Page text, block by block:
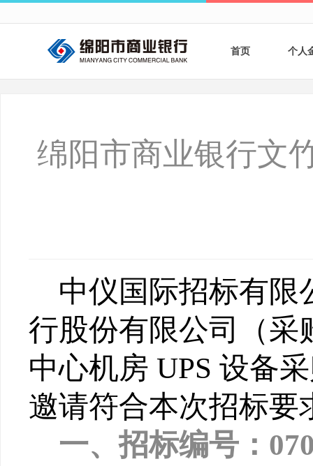
首页 个人
银
绵阳市商业银行文
中仪国际招标有限
行股份有限公司
（
中心机房 UPS 设备
邀请符合本次招标要
一、招标编号：